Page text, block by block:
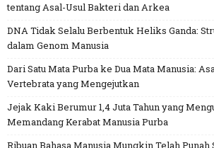
tentang Asal-Usul Bakteri dan Arkea
DNA Tidak Selalu Berbentuk Heliks Ganda:
dalam Genom Manusia
Dari Satu Mata Purba ke Dua Mata Manusia:
Vertebrata yang Mengejutkan
Jejak Kaki Berumur 1,4 Juta Tahun yang
Memandang Kerabat Manusia Purba
Ribuan Bahasa Manusia Mungkin Telah Punah